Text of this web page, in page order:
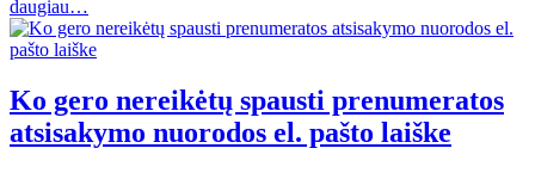
daugiau…
Ko gero nereikėtų spausti prenumeratos
atsisakymo nuorodos el. pašto laiške